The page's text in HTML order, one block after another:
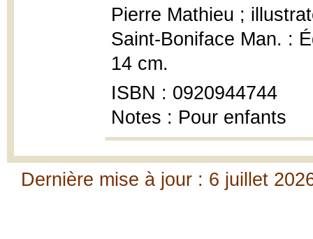
Pierre Mathieu ;
Saint-Boniface Man. :
14 cm.
ISBN : 0920944744
Notes : Pour enfants
Dernière mise à jour : 6 juillet